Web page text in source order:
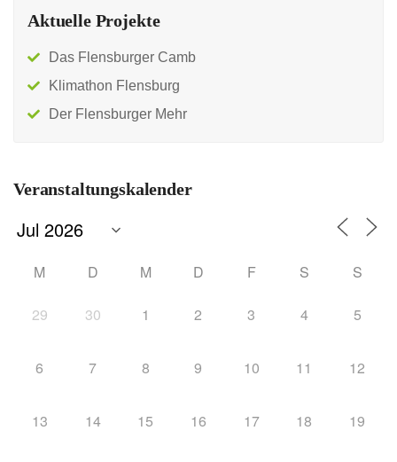
Aktuelle Projekte
Das Flensburger Camb
Klimathon Flensburg
Der Flensburger Mehr
Veranstaltungskalender
M D M D F S S
29 30 1 2 3 4 5
6 7 8 9 10 11 12
13 14 15 16 17 18 19